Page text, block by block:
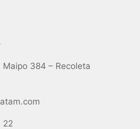
384 – Recoleta
22